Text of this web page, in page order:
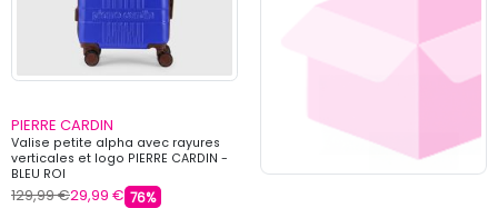
PIERRE CARDIN
Valise petite alpha avec rayures
verticales et logo PIERRE CARDIN -
BLEU ROI
129,99 €29,99 € 76%